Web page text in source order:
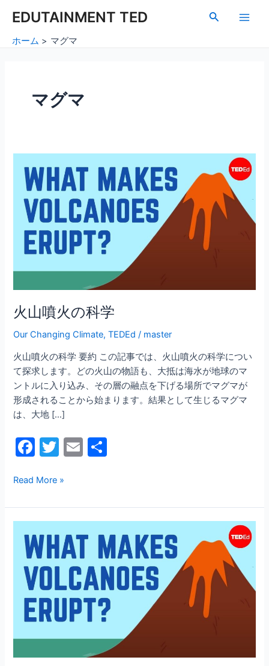
EDUTAINMENT TED
検
Main
ホーム マグマ
マグマ
火山噴火の科学
Our Changing Climate,TEDEd / master
火山噴火の科学 要約 この記事では、火山噴火の科学につい
て探求します。どの火山の物語も、大抵は海水が地球のマ
ントルに入り込み、その層の融点を下げる場所でマグマが
形成されることから始まります。結果として生じるマグマ
は、大地 […]
F
c
e
b
o
o
k
T
itt
er
E
l
Read More »
の